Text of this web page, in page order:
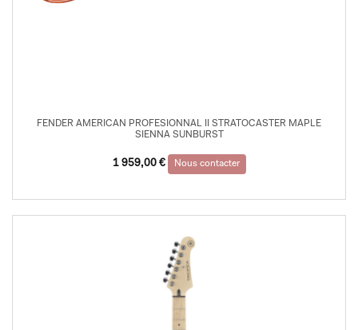
FENDER AMERICAN PROFESIONNAL II STRATOCASTER MAPLE
SIENNA SUNBURST
1 959,00 € Nous contacter